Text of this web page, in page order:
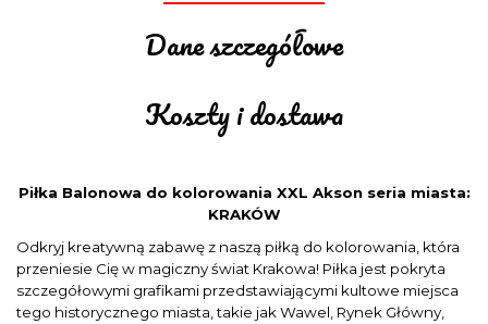
Dane szczegółowe
Koszty i dostawa
Piłka Balonowa do kolorowania XXL Akson seria miasta:
KRAKÓW
Odkryj kreatywną zabawę z naszą piłką do kolorowania, która
przeniesie Cię w magiczny świat Krakowa! Piłka jest pokryta
szczegółowymi grafikami przedstawiającymi kultowe miejsca
tego historycznego miasta, takie jak Wawel, Rynek Główny,